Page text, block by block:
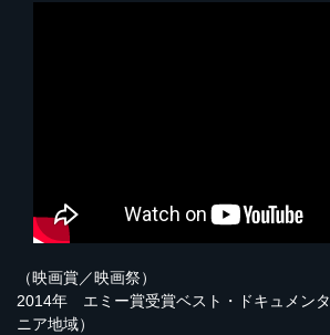
（映画賞／映画祭）
2014年 エミー賞受賞ベスト・ドキュメン
ニア地域）